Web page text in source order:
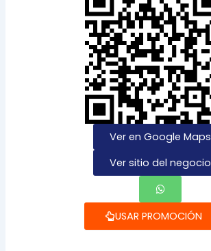
Ver en Google Maps
Ver sitio del negocio
USAR PROMOCIÓN